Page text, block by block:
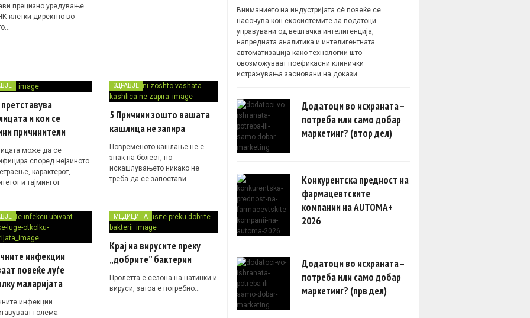
прецизно уредување
клетки директно во
и кои се
причинители
може да се
според нејзиното
карактерот,
и тајмингот
ЗДРАВЈЕ
5 Причини зошто вашата
кашлица не запира
Повременото кашлање не е
знак на болест, но
искашлувањето никако не
треба да се запостави
инфекции
повеќе луѓе
маларијата
инфекции
голема
МЕДИЦИНА
Крај на вирусите преку
„добрите” бактерии
Пролетта е сезона на натинки и
вируси, затоа е потребно…
Вниманието на индустријата сè повеќе се
насочува кон екосистемите за податоци
управувани од вештачка интелигенција,
напредната аналитика и интелигентната
автоматизација како технологии што
овозможуваат поефикасни клинички
истражувања засновани на докази.
Додатоци во исхраната –
потреба или само добар
маркетинг? (втор дел)
Конкурентска предност на
фармацевтските
компании на AUTOMA+
2026
Додатоци во исхраната –
потреба или само добар
маркетинг? (прв дел)